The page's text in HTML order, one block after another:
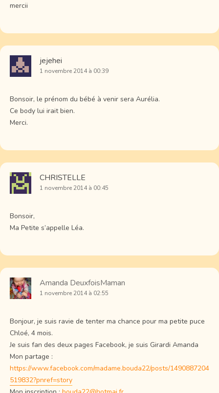
mercii
jejehei
1 novembre 2014 à 00:39
Bonsoir, le prénom du bébé à venir sera Aurélia.
Ce body lui irait bien.
Merci.
CHRISTELLE
1 novembre 2014 à 00:45
Bonsoir,
Ma Petite s’appelle Léa.
Amanda DeuxfoisMaman
1 novembre 2014 à 02:55
Bonjour, je suis ravie de tenter ma chance pour ma petite puce
Chloé, 4 mois.
Je suis fan des deux pages Facebook, je suis Girardi Amanda
Mon partage :
https://www.facebook.com/madame.bouda22/posts/1490887204
519832?pnref=story